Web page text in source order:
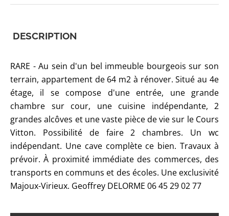
DESCRIPTION
RARE - Au sein d'un bel immeuble bourgeois sur son
terrain, appartement de 64 m2 à rénover. Situé au 4e
étage, il se compose d'une entrée, une grande
chambre sur cour, une cuisine indépendante, 2
grandes alcôves et une vaste pièce de vie sur le Cours
Vitton. Possibilité de faire 2 chambres. Un wc
indépendant. Une cave complète ce bien. Travaux à
prévoir. À proximité immédiate des commerces, des
transports en communs et des écoles. Une exclusivité
Majoux-Virieux. Geoffrey DELORME 06 45 29 02 77